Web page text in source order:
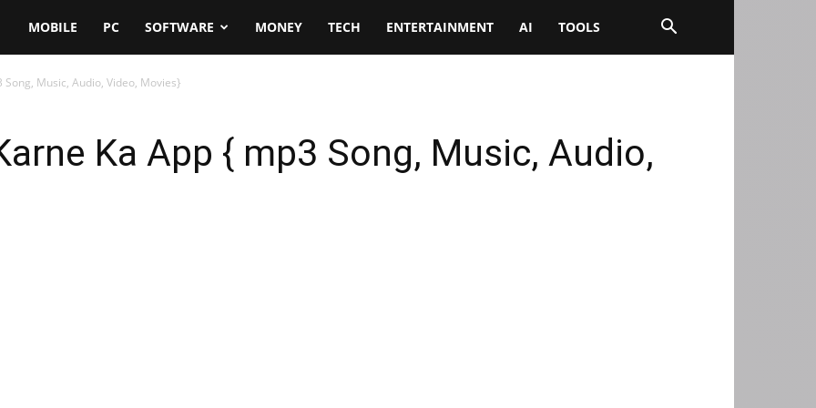
MOBILE PC SOFTWARE MONEY TECH ENTERTAINMENT AI TOOLS
Music, Audio, Video, Movies}
Ka App { mp3 Song, Music, Audio,